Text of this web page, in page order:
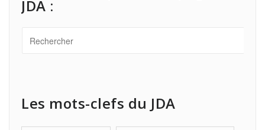
JDA :
Les mots-clefs du JDA